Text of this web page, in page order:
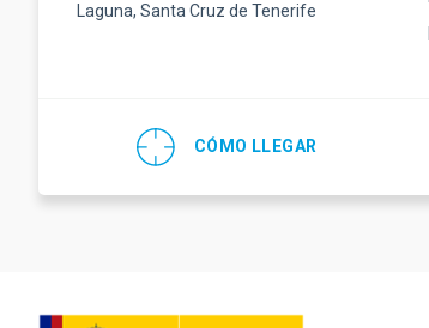
Laguna, Santa Cruz de Tenerife
CÓMO LLEGAR